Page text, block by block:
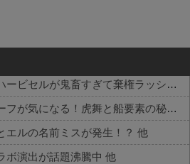
く心とすれ違い
【衝撃】初戦アイクモ＆ハービセルが鬼畜すぎて棄権ラッシュ 他
【考察】ヴェインのモチーフが気になる！虎舞と船要素の秘密とは 他
エルの名前ミスが発生！？ 他
ボ演出が話題沸騰中 他